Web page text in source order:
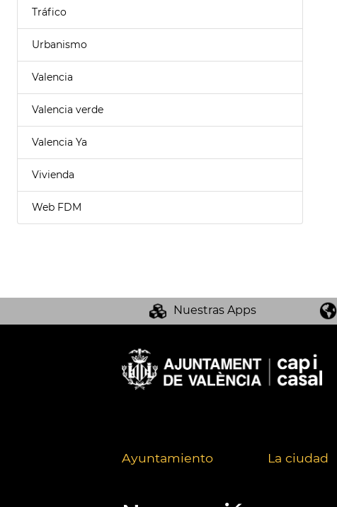
Tráfico
Urbanismo
Valencia
Valencia verde
Valencia Ya
Vivienda
Web FDM
Nuestras Apps
Ayuntamiento La ciudad